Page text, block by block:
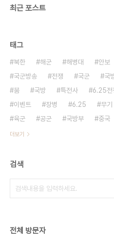
최근 포스트
태그
북한 해군 해병대 안보
국군방송
전쟁 국군 국
붐
국방 특전사 6.25전
이벤트
장병 6.25 무기
육군
공군 국방부 중국
더보기
검색
전체 방문자